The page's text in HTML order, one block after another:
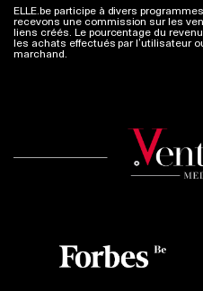
ELLE.be participe à divers
recevons une commission sur les
liens créés. Le pourcentage du
les achats effectués par l’utilisateur
marchand. Plus d'infos